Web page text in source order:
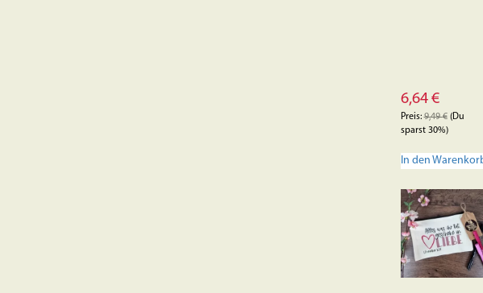
6,64 €
Preis:9,49€(Du
sparst 30%)
In den